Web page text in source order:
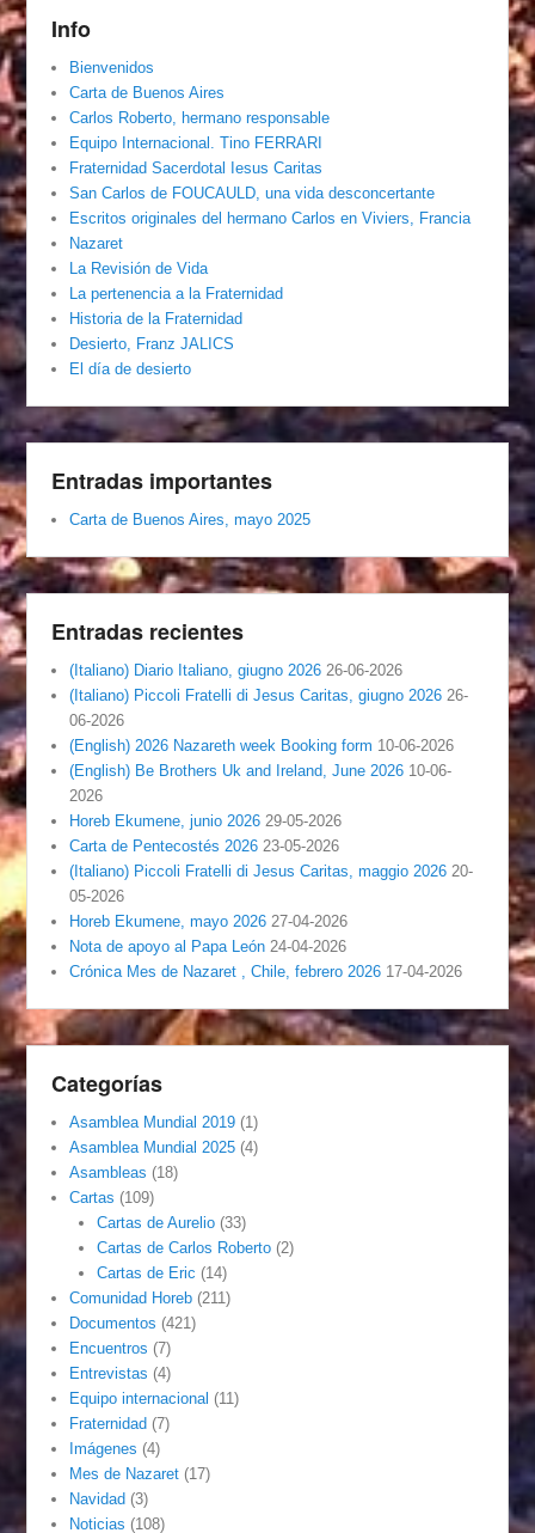
Info
Bienvenidos
Carta de Buenos Aires
Carlos Roberto, hermano responsable
Equipo Internacional. Tino FERRARI
Fraternidad Sacerdotal Iesus Caritas
San Carlos de FOUCAULD, una vida desconcertante
Escritos originales del hermano Carlos en Viviers, Francia
Nazaret
La Revisión de Vida
La pertenencia a la Fraternidad
Historia de la Fraternidad
Desierto, Franz JALICS
El día de desierto
Entradas importantes
Carta de Buenos Aires, mayo 2025
Entradas recientes
(Italiano) Diario Italiano, giugno 2026 26-06-2026
(Italiano) Piccoli Fratelli di Jesus Caritas, giugno 2026 26-
06-2026
(English) 2026 Nazareth week Booking form 10-06-2026
(English) Be Brothers Uk and Ireland, June 2026 10-06-
2026
Horeb Ekumene, junio 2026 29-05-2026
Carta de Pentecostés 2026 23-05-2026
(Italiano) Piccoli Fratelli di Jesus Caritas, maggio 2026 20-
05-2026
Horeb Ekumene, mayo 2026 27-04-2026
Nota de apoyo al Papa León 24-04-2026
Crónica Mes de Nazaret , Chile, febrero 2026 17-04-2026
Categorías
Asamblea Mundial 2019 (1)
Asamblea Mundial 2025 (4)
Asambleas (18)
Cartas (109)
Cartas de Aurelio(33)
Cartas de Carlos Roberto(2)
Cartas de Eric (14)
Comunidad Horeb (211)
Documentos (421)
Encuentros (7)
Entrevistas (4)
Equipo internacional (11)
Fraternidad (7)
Imágenes (4)
Mes de Nazaret (17)
Navidad (3)
Noticias (108)